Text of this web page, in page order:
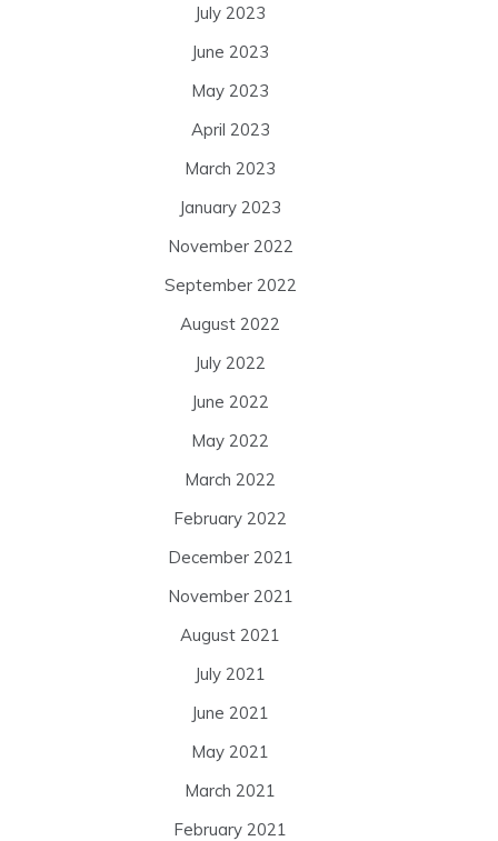
July 2023
June 2023
May 2023
April 2023
March 2023
January 2023
November 2022
September 2022
August 2022
July 2022
June 2022
May 2022
March 2022
February 2022
December 2021
November 2021
August 2021
July 2021
June 2021
May 2021
March 2021
February 2021